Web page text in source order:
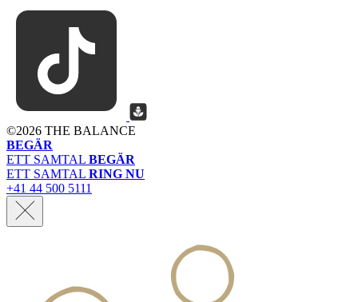
©2026 THE BALANCE
BEGÄR
ETT SAMTAL BEGÄR
ETT SAMTAL RING NU
+41 44 500 5111